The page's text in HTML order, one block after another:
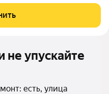
расчетов!!! Полная
не упускайте
есть, улица